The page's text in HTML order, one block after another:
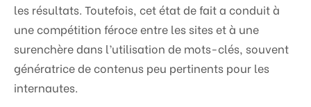
les résultats. Toutefois, cet état de fait a conduit à
une compétition féroce entre les sites et à une
surenchère dans l’utilisation de mots-clés, souvent
génératrice de contenus peu pertinents pour les
internautes.